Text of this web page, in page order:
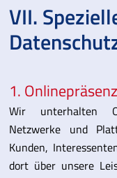
VII.
1.
Wir unterhalten
Netzwerke und
Kunden,
dort über unsere